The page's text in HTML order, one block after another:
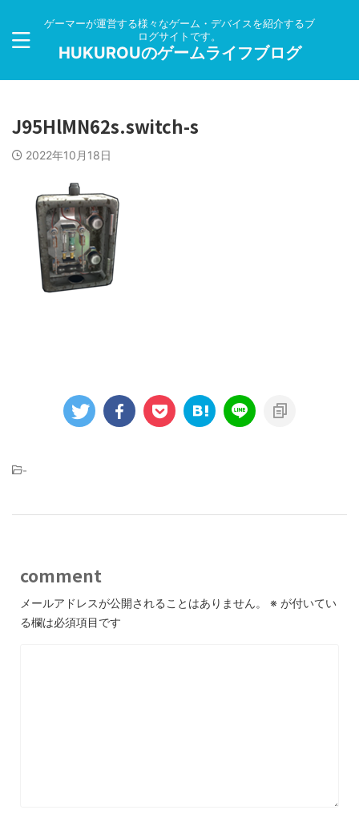
ゲーマーが運営する様々なゲーム・デバイスを紹介するブ
ログサイトです。
HUKUROUのゲームライフブログ
J95HlMN62s.switch-s
2022年10月18日
-
comment
メールアドレスが公開されることはありません。 ※ が付いてい
る欄は必須項目です